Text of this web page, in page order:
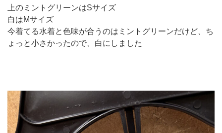
上のミントグリーンはSサイズ
白はMサイズ
今着てる水着と色味が合うのはミントグリーンだけど、ち
ょっと小さかったので、白にしました